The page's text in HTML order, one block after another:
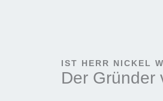
IST HERR NICKEL
Der Gründer